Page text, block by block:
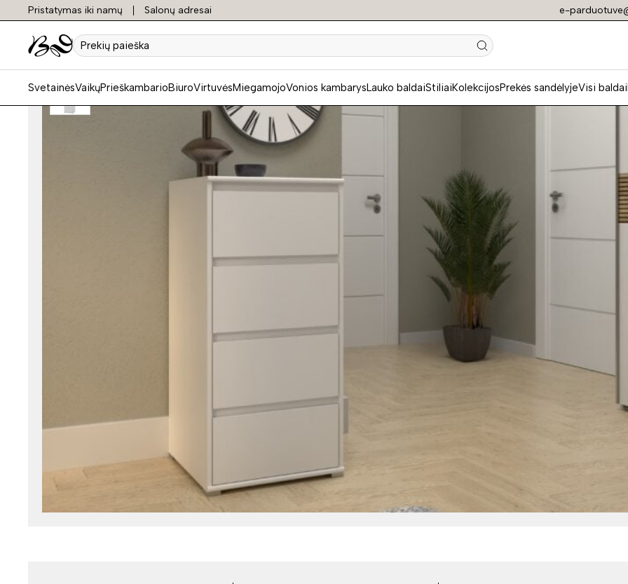
Pristatymas iki namų Salonų adresai e-
Prekių
paieška
SvetainėsVaikųPrieškambarioBiuroVirtuvėsMiegamojoVonios kambarysLauko baldaiStiliaiKolekcijosPrekės sandėlyjeVisi baldai